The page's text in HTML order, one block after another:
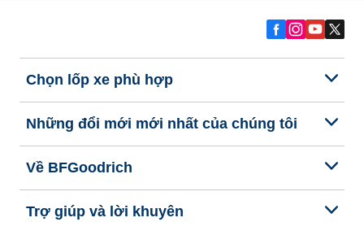
Chọn lốp xe phù hợp
Những đổi mới mới nhất của chúng tôi
Về BFGoodrich
Trợ giúp và lời khuyên